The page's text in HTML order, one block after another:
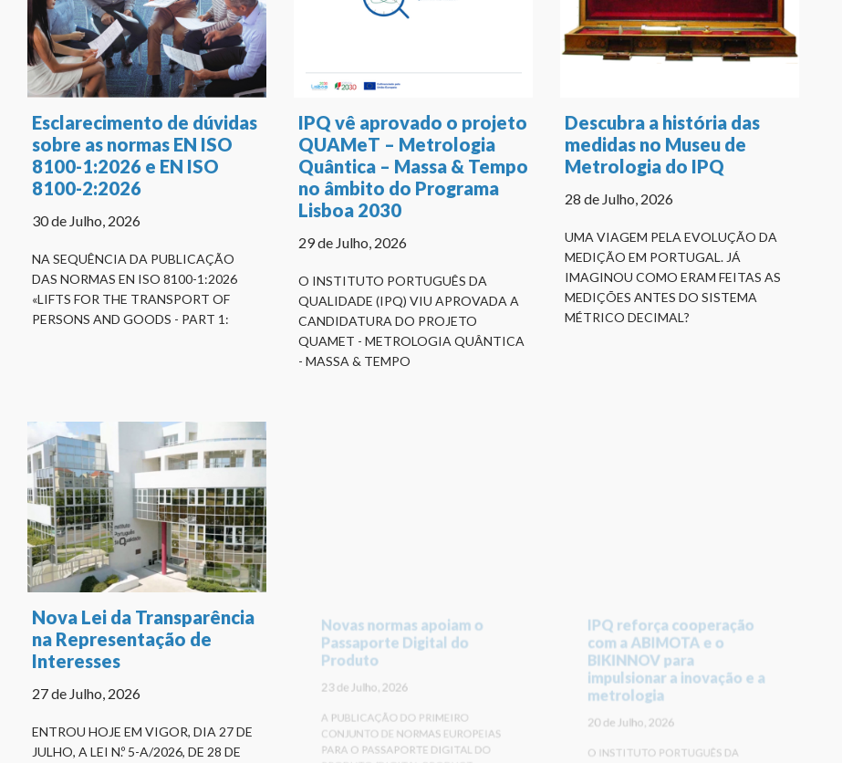
Esclarecimento de dúvidas
sobre as normas EN ISO
8100-1:2026 e EN ISO
8100-2:2026
30 de Julho, 2026
NA SEQUÊNCIA DA PUBLICAÇÃO
DAS NORMAS EN ISO 8100-1:2026
«LIFTS FOR THE TRANSPORT OF
PERSONS AND GOODS - PART 1:
IPQ vê aprovado o projeto
QUAMeT – Metrologia
Quântica – Massa & Tempo
no âmbito do Programa
Lisboa 2030
29 de Julho, 2026
O INSTITUTO PORTUGUÊS DA
QUALIDADE (IPQ) VIU APROVADA A
CANDIDATURA DO PROJETO
QUAMET - METROLOGIA QUÂNTICA
- MASSA & TEMPO
Descubra a história das
medidas no Museu de
Metrologia do IPQ
28 de Julho, 2026
UMA VIAGEM PELA EVOLUÇÃO DA
MEDIÇÃO EM PORTUGAL. JÁ
IMAGINOU COMO ERAM FEITAS AS
MEDIÇÕES ANTES DO SISTEMA
MÉTRICO DECIMAL?
Nova Lei da Transparência
na Representação de
Interesses
27 de Julho, 2026
ENTROU HOJE EM VIGOR, DIA 27 DE
JULHO, A LEI N.º 5-A/2026, DE 28 DE
Novas normas apoiam o
Passaporte Digital do
Produto
23 de Julho, 2026
A PUBLICAÇÃO DO PRIMEIRO
CONJUNTO DE NORMAS EUROPEIAS
IPQ reforça cooperação
com a ABIMOTA e o
BIKINNOV para
impulsionar a inovação e a
metrologia